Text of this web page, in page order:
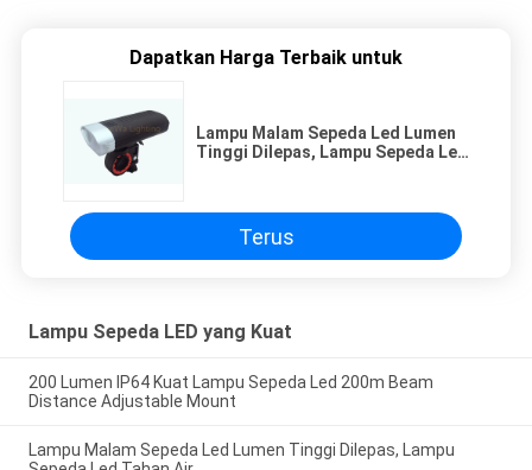
Dapatkan Harga Terbaik untuk
Lampu Malam Sepeda Led Lumen
Tinggi Dilepas, Lampu Sepeda Led
Terus
Lampu Sepeda LED yang Kuat
200 Lumen IP64 Kuat Lampu Sepeda Led 200m Beam
Distance Adjustable Mount
Lampu Malam Sepeda Led Lumen Tinggi Dilepas, Lampu